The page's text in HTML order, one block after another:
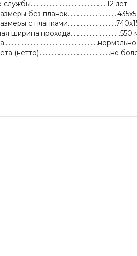
лет
без
с
ширина прохода..................................550
(нетто).................................................не